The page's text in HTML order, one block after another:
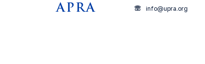
info@upra.org